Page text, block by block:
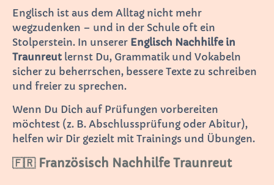
Englisch ist aus dem Alltag nicht mehr
wegzudenken – und in der Schule oft ein
Stolperstein. In unserer Englisch Nachhilfe in
Traunreut lernst Du, Grammatik und Vokabeln
sicher zu beherrschen, bessere Texte zu schreiben
und freier zu sprechen.
Wenn Du Dich auf Prüfungen vorbereiten
möchtest (z. B. Abschlussprüfung oder Abitur),
helfen wir Dir gezielt mit Trainings und Übungen.
🇫🇷 Französisch Nachhilfe Traunreut